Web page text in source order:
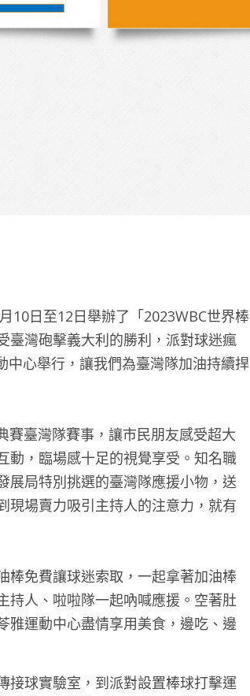
10日至12日舉辦了「2023WBC世界棒
臺灣砲擊義大利的勝利，派對球迷瘋
心舉行，讓我們為臺灣隊加油持續捍
賽臺灣隊賽事，讓市民朋友感受超大
動，臨場感十足的視覺享受。知名職
展局特別挑選的臺灣隊應援小物，送
現場賣力吸引主持人的注意力，就有
棒免費讓球迷索取，一起拿著加油棒
持人、啦啦隊一起吶喊應援。空著肚
雅運動中心盡情享用美食，邊吃、邊
接球實驗室，到派對設置棒球打擊運